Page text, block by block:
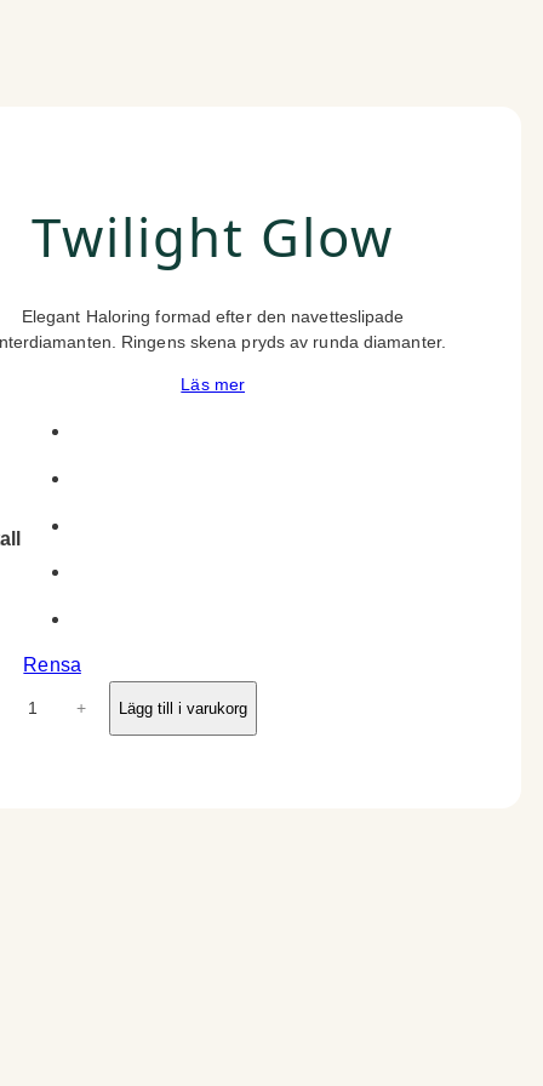
Twilight Glow
Elegant Haloring formad efter den navetteslipade
Ringens skena pryds av runda diamanter.
Läs mer
Rensa
+ Lägg till i varukorg